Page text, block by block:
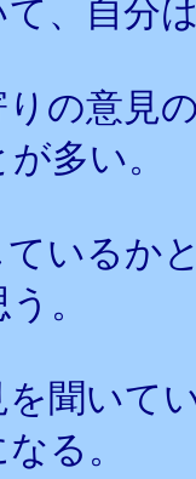
、自分
の意見
多い。
いるか
。
聞いて
る。